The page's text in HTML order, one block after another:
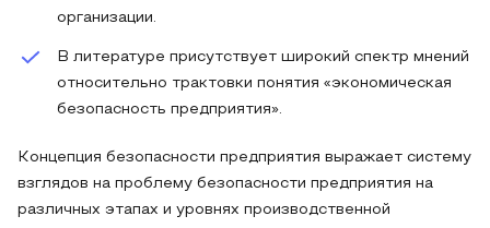
организации.
В литературе присутствует широкий спектр мнений
относительно трактовки понятия «экономическая
безопасность предприятия».
Концепция безопасности предприятия выражает систему
взглядов на проблему безопасности предприятия на
различных этапах и уровнях производственной